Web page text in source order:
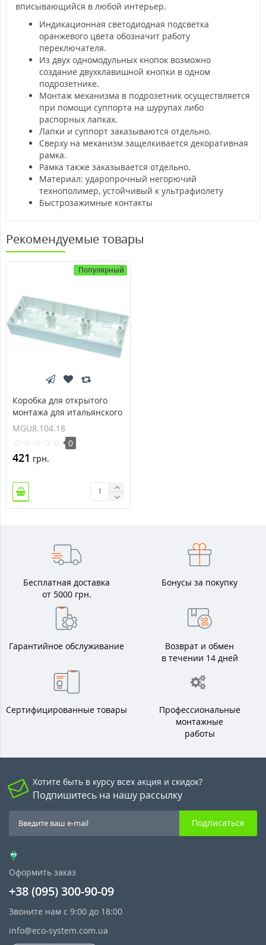
вписывающийся в любой интерьер.
Индикационная светодиодная подсветка
оранжевого цвета обозначит работу
переключателя.
Из двух одномодульных кнопок возможно
создание двухклавишной кнопки в одном
подрозетнике.
Монтаж механизма в подрозетник осуществляется
при помощи суппорта на шурупах либо
распорных лапках.
Лапки и суппорт заказываются отдельно.
Сверху на механизм защелкивается декоративная
рамка.
Рамка также заказывается отдельно.
Материал: ударопрочный негорючий
технополимер, устойчивый к ультрафиолету
Быстрозажимные контакты
Рекомендуемые товары
Популярный
Коробка для открытого
монтажа для итальянского
дизайна
четырехмодульная Unica
MGU8.104.18
MGU8.104.18
0
421 грн.
Бесплатная доставка
от 5000 грн.
Бонусы за покупку
Гарантийное обслуживание
Возврат и обмен
в течении 14 дней
Сертифицированные товары
Профессиональные
монтажные
работы
Хотите быть в курсу всех акция и скидок?
Подпишитесь на нашу рассылку
Подписаться
Оформить заказ
+38 (095) 300-90-09
Звоните нам с 9:00 до 18:00
info@eco-system.com.ua